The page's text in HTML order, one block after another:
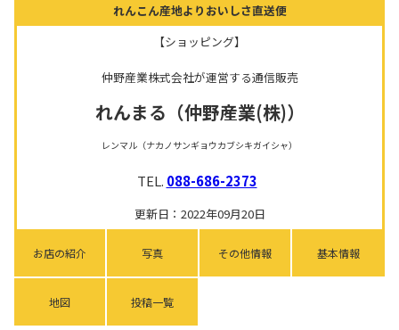
れんこん産地よりおいしさ直送便
【ショッピング】
仲野産業株式会社が運営する通信販売
れんまる（仲野産業(株)）
レンマル（ナカノサンギョウカブシキガイシャ）
TEL. 088-686-2373
更新日：2022年09月20日
お店の紹介 写真 その他情報 基本情報
地図 投稿一覧